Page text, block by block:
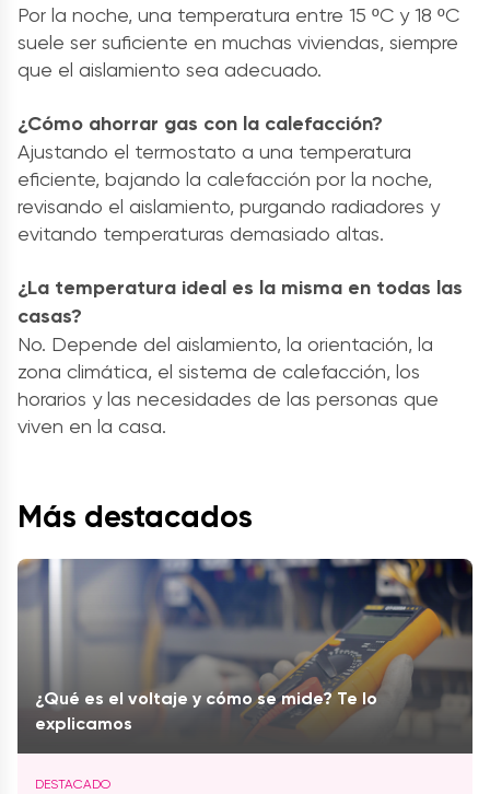
Por la noche, una temperatura entre 15 ºC y 18 ºC
suele ser suficiente en muchas viviendas, siempre
que el aislamiento sea adecuado.
¿Cómo ahorrar gas con la calefacción?
Ajustando el termostato a una temperatura
eficiente, bajando la calefacción por la noche,
revisando el aislamiento, purgando radiadores y
evitando temperaturas demasiado altas.
¿La temperatura ideal es la misma en todas las
casas?
No. Depende del aislamiento, la orientación, la
zona climática, el sistema de calefacción, los
horarios y las necesidades de las personas que
viven en la casa.
Más destacados
¿Qué es el voltaje y cómo se mide? Te lo
explicamos